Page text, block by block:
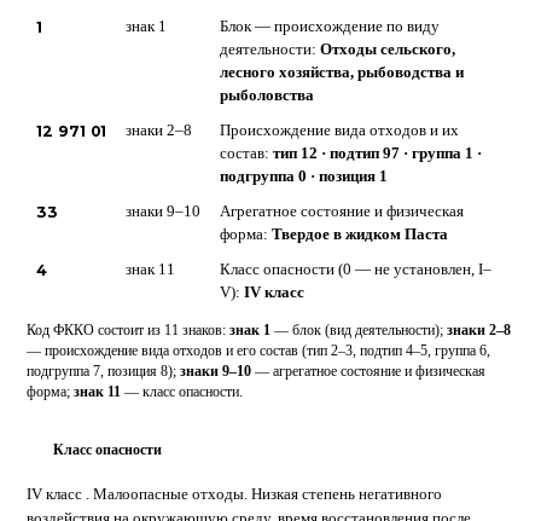
1 знак 1
Блок — происхождение по виду
деятельности: Отходы сельского,
лесного хозяйства, рыбоводства и
рыболовства
12 971 01 знаки 2–8
Происхождение вида отходов и их
состав: тип 12 · подтип 97 · группа 1 ·
подгруппа 0 · позиция 1
33 знаки 9–10
Агрегатное состояние и физическая
форма: Твердое в жидком Паста
4 знак 11
Класс опасности (0 — не установлен, I–
V): IV класс
Код ФККО состоит из 11 знаков: знак 1 — блок (вид деятельности); знаки 2–8
— происхождение вида отходов и его состав (тип 2–3, подтип 4–5, группа 6,
подгруппа 7, позиция 8); знаки 9–10 — агрегатное состояние и физическая
форма; знак 11 — класс опасности.
Класс опасности
IV класс . Малоопасные отходы. Низкая степень негативного